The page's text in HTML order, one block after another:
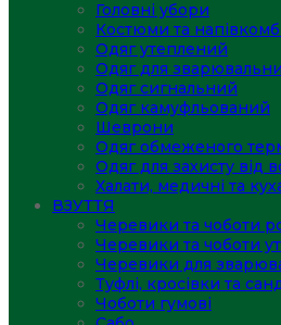
Головні убори
Костюми та
Одяг утеплений
Одяг для
Одяг сигнальний
Одяг камуфльований
Шеврони
Одяг обмеженого
Одяг для захисту від
Халати, медичні та
ВЗУТТЯ
Черевики та чоботи
Черевики та чоботи
Черевики для
Туфлі, кросівки та
Чоботи гумові